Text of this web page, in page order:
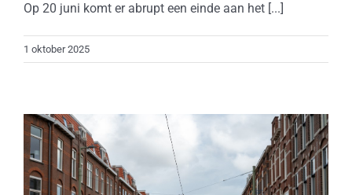
Op 20 juni komt er abrupt een einde aan het [...]
1 oktober 2025